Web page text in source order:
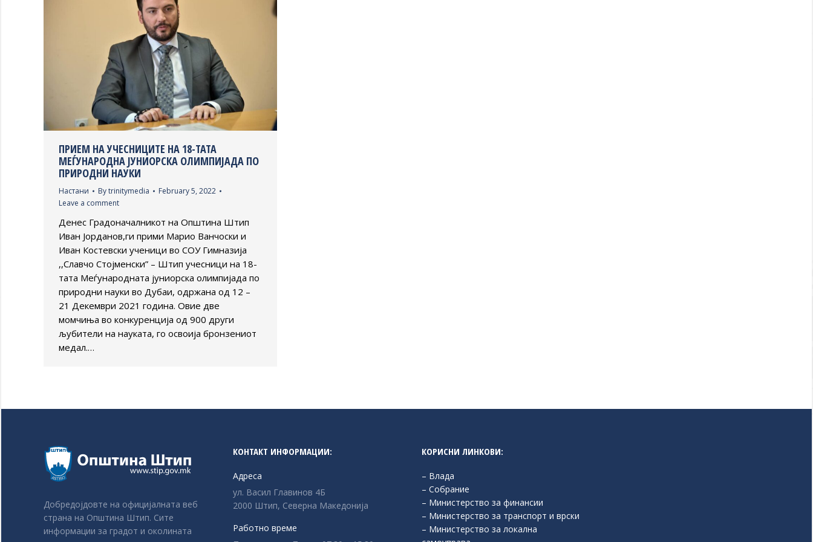
ПРИЕМ НА УЧЕСНИЦИТЕ НА 18-ТАТА
МЕЃУНАРОДНА ЈУНИОРСКА ОЛИМПИЈАДА ПО
ПРИРОДНИ НАУКИ
Настани Bytrinitymedia
February 5, 2022
Leave a comment
Денес Градоначалникот на Општина Штип
Иван Јорданов,ги прими Марио Ванчоски и
Иван Костевски ученици во СОУ Гимназија
,,Славчо Стојменски” – Штип учесници на 18-
тата Меѓународната јуниорска олимпијада по
природни науки во Дубаи, одржана од 12 –
21 Декември 2021 година. Овие две
момчиња во конкуренција од 900 други
љубители на науката, го освоија бронзениот
медал.…
Добредојдовте на официјалната веб
страна на Општина Штип. Сите
информации за градот и околината
КОНТАКТ ИНФОРМАЦИИ:
Адреса
ул. Васил Главинов 4Б
2000 Штип, Северна Македонија
Работно време
КОРИСНИ ЛИНКОВИ:
– Влада
– Собрание
– Министерство за финансии
– Министерство за транспорт и врски
– Министерство за локална